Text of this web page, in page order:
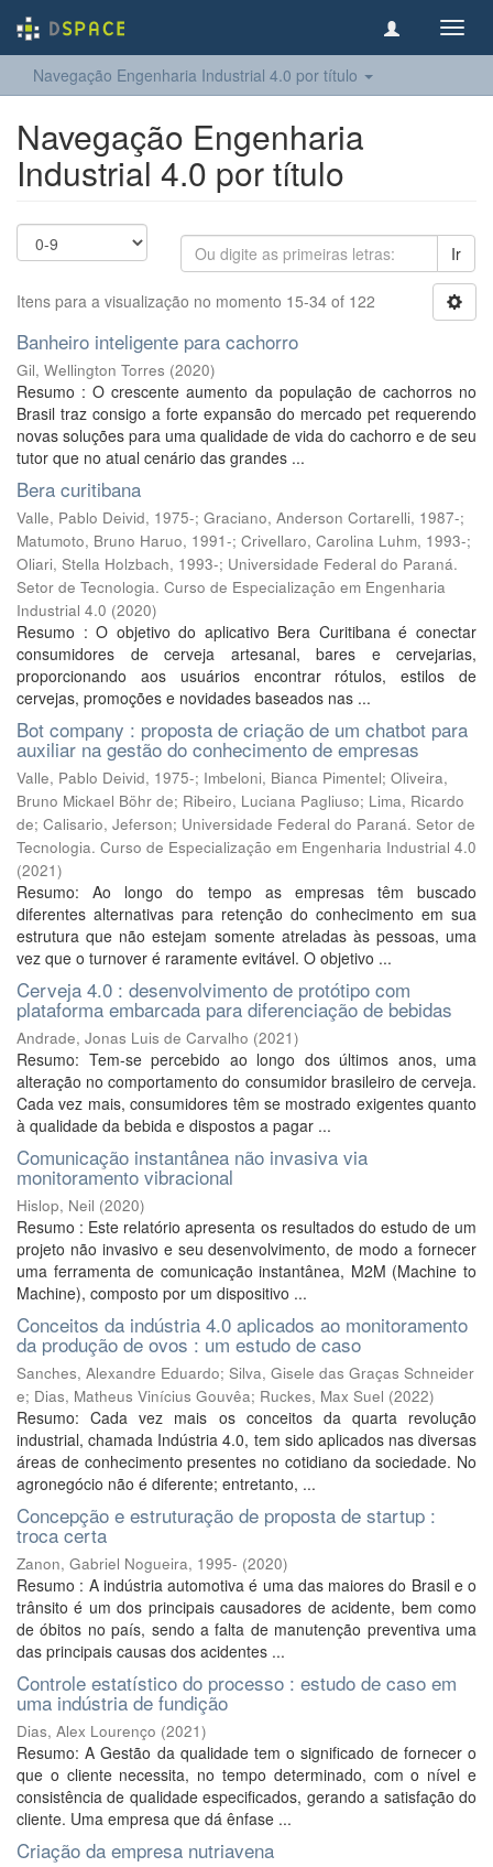
Navegação Engenharia Industrial 4.0 por título
Navegação Engenharia
Industrial 4.0 por título
Ir
Itens para a visualização no momento 15-34 of 122
Banheiro inteligente para cachorro
Gil, Wellington Torres (2020)
Resumo : O crescente aumento da população de cachorros no
Brasil traz consigo a forte expansão do mercado pet requerendo
novas soluções para uma qualidade de vida do cachorro e de seu
tutor que no atual cenário das grandes ...
Bera curitibana
Valle, Pablo Deivid, 1975-; Graciano, Anderson Cortarelli, 1987-;
Matumoto, Bruno Haruo, 1991-; Crivellaro, Carolina Luhm, 1993-;
Oliari, Stella Holzbach, 1993-; Universidade Federal do Paraná.
Setor de Tecnologia. Curso de Especialização em Engenharia
Industrial 4.0 (2020)
Resumo : O objetivo do aplicativo Bera Curitibana é conectar
consumidores de cerveja artesanal, bares e cervejarias,
proporcionando aos usuários encontrar rótulos, estilos de
cervejas, promoções e novidades baseados nas ...
Bot company : proposta de criação de um chatbot para
auxiliar na gestão do conhecimento de empresas
Valle, Pablo Deivid, 1975-; Imbeloni, Bianca Pimentel; Oliveira,
Bruno Mickael Böhr de; Ribeiro, Luciana Pagliuso; Lima, Ricardo
de; Calisario, Jeferson; Universidade Federal do Paraná. Setor de
Tecnologia. Curso de Especialização em Engenharia Industrial 4.0
(2021)
Resumo: Ao longo do tempo as empresas têm buscado
diferentes alternativas para retenção do conhecimento em sua
estrutura que não estejam somente atreladas às pessoas, uma
vez que o turnover é raramente evitável. O objetivo ...
Cerveja 4.0 : desenvolvimento de protótipo com
plataforma embarcada para diferenciação de bebidas
Andrade, Jonas Luis de Carvalho (2021)
Resumo: Tem-se percebido ao longo dos últimos anos, uma
alteração no comportamento do consumidor brasileiro de cerveja.
Cada vez mais, consumidores têm se mostrado exigentes quanto
à qualidade da bebida e dispostos a pagar ...
Comunicação instantânea não invasiva via
monitoramento vibracional
Hislop, Neil (2020)
Resumo : Este relatório apresenta os resultados do estudo de um
projeto não invasivo e seu desenvolvimento, de modo a fornecer
uma ferramenta de comunicação instantânea, M2M (Machine to
Machine), composto por um dispositivo ...
Conceitos da indústria 4.0 aplicados ao monitoramento
da produção de ovos : um estudo de caso
Sanches, Alexandre Eduardo; Silva, Gisele das Graças Schneider
e; Dias, Matheus Vinícius Gouvêa; Ruckes, Max Suel (2022)
Resumo: Cada vez mais os conceitos da quarta revolução
industrial, chamada Indústria 4.0, tem sido aplicados nas diversas
áreas de conhecimento presentes no cotidiano da sociedade. No
agronegócio não é diferente; entretanto, ...
Concepção e estruturação de proposta de startup :
troca certa
Zanon, Gabriel Nogueira, 1995- (2020)
Resumo : A indústria automotiva é uma das maiores do Brasil e o
trânsito é um dos principais causadores de acidente, bem como
de óbitos no país, sendo a falta de manutenção preventiva uma
das principais causas dos acidentes ...
Controle estatístico do processo : estudo de caso em
uma indústria de fundição
Dias, Alex Lourenço (2021)
Resumo: A Gestão da qualidade tem o significado de fornecer o
que o cliente necessita, no tempo determinado, com o nível e
consistência de qualidade especificados, gerando a satisfação do
cliente. Uma empresa que dá ênfase ...
Criação da empresa nutriavena